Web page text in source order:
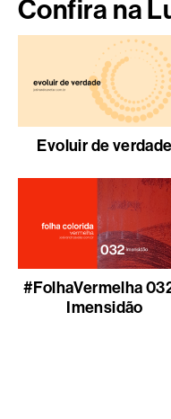
Confira na
Evoluir de verdade
#FolhaVermelha
Imensidão